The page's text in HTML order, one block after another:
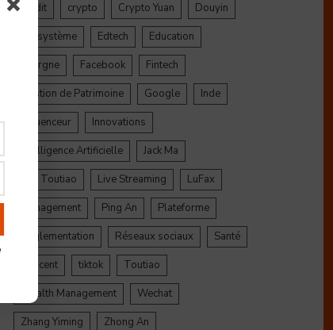
credit
crypto Crypto Yuan
Douyin
Ecosystème
Edtech
Education
Epargne
Facebook
Fintech
Gestion de Patrimoine
Google
Inde
Influenceur
Innovations
Intelligence Artificielle
Jack Ma
Jinri Toutiao
Live Streaming
LuFax
Management
Ping An
Plateforme
Réglementation
Réseaux sociaux
Santé
Tencent
tiktok
Toutiao
Wealth Management
Wechat
Zhang Yiming
Zhong An